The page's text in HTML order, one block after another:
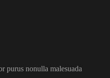
purus nonulla malesuada